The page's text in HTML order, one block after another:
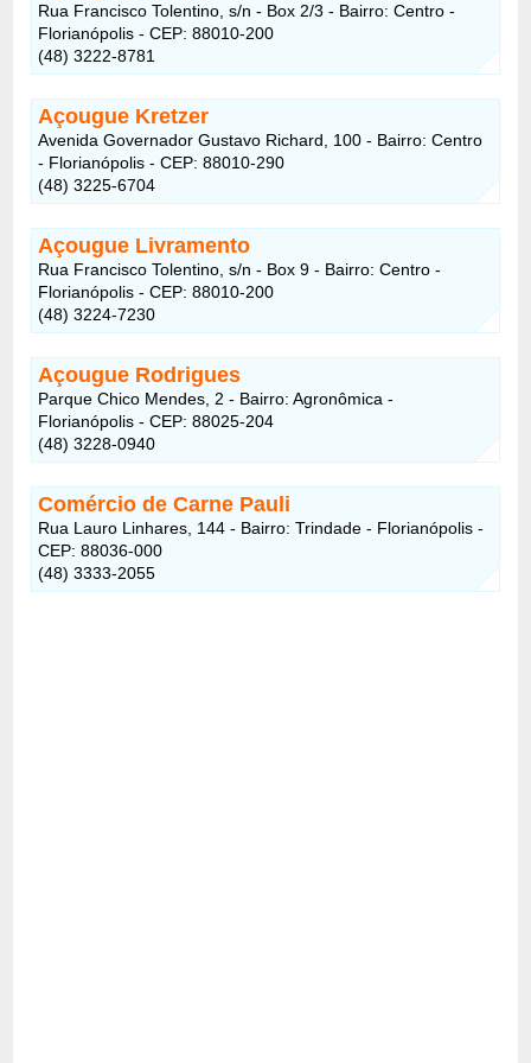
Rua Francisco Tolentino, s/n - Box 2/3 - Bairro: Centro -
Florianópolis - CEP: 88010-200
(48) 3222-8781
Açougue Kretzer
Avenida Governador Gustavo Richard, 100 - Bairro: Centro
- Florianópolis - CEP: 88010-290
(48) 3225-6704
Açougue Livramento
Rua Francisco Tolentino, s/n - Box 9 - Bairro: Centro -
Florianópolis - CEP: 88010-200
(48) 3224-7230
Açougue Rodrigues
Parque Chico Mendes, 2 - Bairro: Agronômica -
Florianópolis - CEP: 88025-204
(48) 3228-0940
Comércio de Carne Pauli
Rua Lauro Linhares, 144 - Bairro: Trindade - Florianópolis -
CEP: 88036-000
(48) 3333-2055